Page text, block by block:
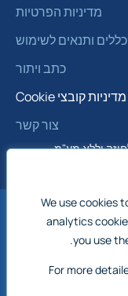
We use cookies
analytics
you use
For more
מדיניות הפרטיות
כללים ותנאים לשימוש
כתב ויתור
מדיניות קובצי Cookie
צור קשר
וללא מע"מ
אנגליה